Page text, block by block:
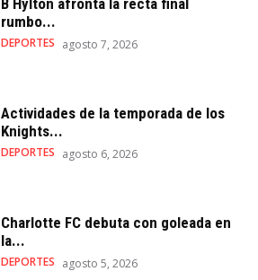
B Hylton afronta la recta final
rumbo...
DEPORTES agosto 7, 2026
Actividades de la temporada de los
Knights...
DEPORTES agosto 6, 2026
Charlotte FC debuta con goleada en
la...
DEPORTES agosto 5, 2026